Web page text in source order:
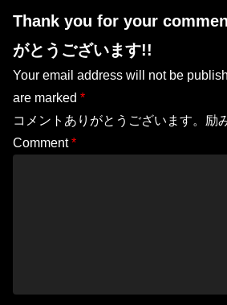
Thank you for your
がとうございます!!
Your email address will not be
are marked *
コメントありがとうございます。励
Comment*